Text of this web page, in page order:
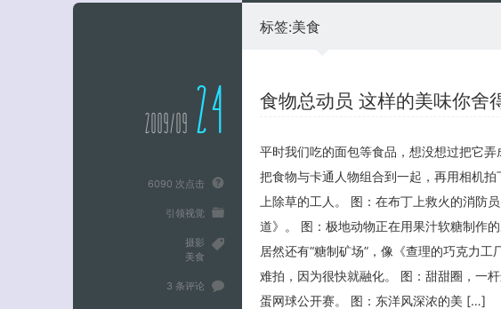
标签:美食
食物总动员 这样的美味你舍
平时我们吃的面包等食品，想没想过把它
把食物与卡通人物组合到一起，再用相机
上除草的工人。 图：在布丁上救火的消防
道》。 图：极地动物正在用果汁软糖制作
居然还有“糖制矿场”，像《查理的巧克力
难拍，因为很快就融化。 图：甜甜圈，一
蛋网球公开赛。 图：东洋风深浓的美 […]
2009/09 24
6090 次点击
引领视觉
摄影
美食
3 条评论